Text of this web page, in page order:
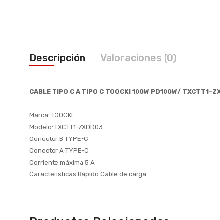
Descripción Valoraciones (0)
CABLE TIPO C A TIPO C TOOCKI 100W PD100W/ TXCTT1-
Marca: TOOCKI
Modelo: TXCTT1-ZXDD03
Conector B TYPE-C
Conector A TYPE-C
Corriente máxima 5 A
Características Rápido Cable de carga